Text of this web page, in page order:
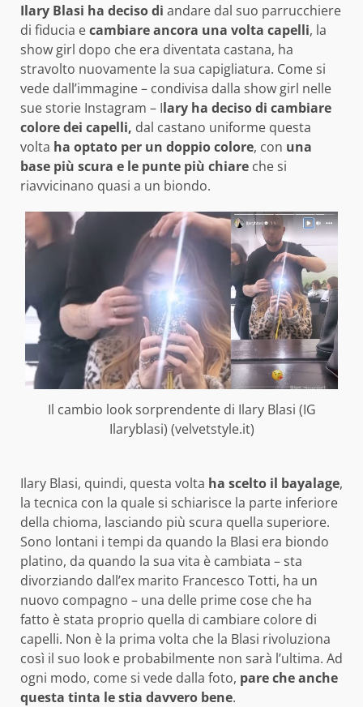
Ilary Blasi ha deciso di andare dal suo parrucchiere
di fiducia ecambiare ancora una volta capelli, la
show girl dopo che era diventata castana, ha
stravolto nuovamente la sua capigliatura. Come si
vede dall’immagine – condivisa dalla show girl nelle
sue storie Instagram – Ilary ha deciso di cambiare
colore dei capelli, dal castano uniforme questa
volta ha optato per un doppio colore, con una
base più scura e le punte più chiare che si
riavvicinano quasi a un biondo.
Il cambio look sorprendente di Ilary Blasi (IG
Ilaryblasi) (velvetstyle.it)
Ilary Blasi, quindi, questa volta ha scelto il bayalage,
la tecnica con la quale si schiarisce la parte inferiore
della chioma, lasciando più scura quella superiore.
Sono lontani i tempi da quando la Blasi era biondo
platino, da quando la sua vita è cambiata – sta
divorziando dall’ex marito Francesco Totti, ha un
nuovo compagno – una delle prime cose che ha
fatto è stata proprio quella di cambiare colore di
capelli. Non è la prima volta che la Blasi rivoluziona
così il suo look e probabilmente non sarà l’ultima. Ad
ogni modo, come si vede dalla foto, pare che anche
questa tinta le stia davvero bene.